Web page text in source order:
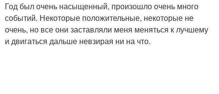
Год был очень насыщенный, произошло очень много
событий. Некоторые положительные, некоторые не
очень, но все они заставляли меня меняться к лучшему
и двигаться дальше невзирая ни на что.